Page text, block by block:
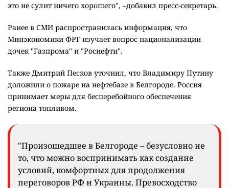
это не сулит ничего хорошего", –добавил пресс-секретарь.
Ранее в СМИ распространилась информация, что
Минэкономики ФРГ изучает вопрос национализации
дочек "Газпрома" и "Роснефти".
Также Дмитрий Песков уточнил, что Владимиру Путину
доложили о пожаре на нефтебазе в Белгороде. Россия
принимает меры для бесперебойного обеспечения
региона топливом.
"Произошедшее в Белгороде – безусловно не
то, что можно воспринимать как создание
условий, комфортных для продолжения
переговоров РФ и Украины. Превосходство